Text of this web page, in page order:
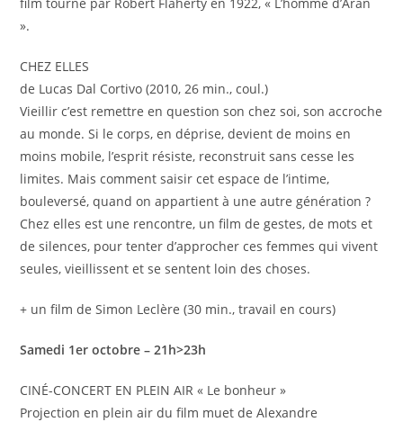
».
CHEZ ELLES
de Lucas Dal Cortivo (2010, 26 min., coul.)
Vieillir c’est remettre en question son chez soi, son accroche
au monde. Si le corps, en déprise, devient de moins en
moins mobile, l’esprit résiste, reconstruit sans cesse les
limites. Mais comment saisir cet espace de l’intime,
bouleversé, quand on appartient à une autre génération ?
Chez elles est une rencontre, un film de gestes, de mots et
de silences, pour tenter d’approcher ces femmes qui vivent
seules, vieillissent et se sentent loin des choses.
+ un film de Simon Leclère (30 min., travail en cours)
Samedi 1er octobre – 21h>23h
CINÉ-CONCERT EN PLEIN AIR « Le bonheur »
Projection en plein air du film muet de Alexandre